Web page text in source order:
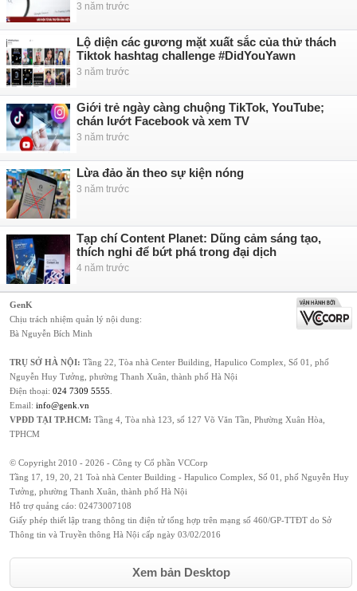
3 năm trước
Lộ diện các gương mặt xuất sắc của thử thách
Tiktok hashtag challenge #DidYouYawn
3 năm trước
Giới trẻ ngày càng chuộng TikTok, YouTube;
chán lướt Facebook và xem TV
3 năm trước
Lừa đảo ăn theo sự kiện nóng
3 năm trước
Tạp chí Content Planet: Dũng cảm sáng tạo,
thích nghi để bứt phá trong đại dịch
4 năm trước
GenK
Chịu trách nhiệm quản lý nội dung:
Bà Nguyễn Bích Minh
TRỤ SỞ HÀ NỘI: Tầng 22, Tòa nhà Center Building, Hapulico Complex, Số 01, phố
Nguyễn Huy Tưởng, phường Thanh Xuân, thành phố Hà Nội
Điện thoại: 024 7309 5555
Email: info@genk.vn
VPĐD TẠI TP.HCM: Tầng 4, Tòa nhà 123, số 127 Võ Văn Tần, Phường Xuân Hòa,
TPHCM
© Copyright 2010 - 2026 - Công ty Cổ phần VCCorp
Tầng 17, 19, 20, 21 Toà nhà Center Building - Hapulico Complex, Số 01, phố Nguyễn Huy
Tưởng, phường Thanh Xuân, thành phố Hà Nội
Hỗ trợ quảng cáo: 02473007108
Giấy phép thiết lập trang thông tin điện tử tổng hợp trên mạng số 460/GP-TTĐT do Sở
Thông tin và Truyền thông Hà Nội cấp ngày 03/02/2016
Xem bản Desktop